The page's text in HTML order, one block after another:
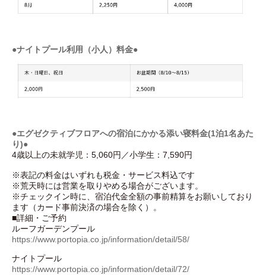
●ナイトプール利用（小人）料金●
●エグゼクティブフロアへの宿泊にかかる添い寝料金(1泊1名あた
り)●
4歳以上の未就学児：5,060円／小学生：7,590円
※表記の料金はいずれも税金・サービス料込です
※荒天時には営業を取りやめる場合がございます。
※チェックイン時に、宿泊代金全額の事前精算をお願いしており
ます（カード事前決済の場合を除く）。
■詳細・ご予約
ルーフガーデンプール
https://www.portopia.co.jp/information/detail/58/
ナイトプール
https://www.portopia.co.jp/information/detail/72/